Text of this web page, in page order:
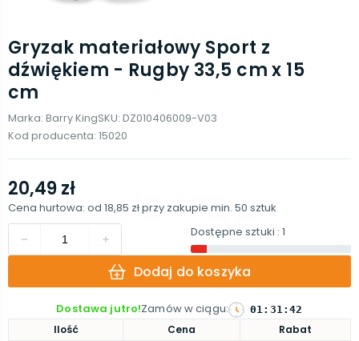
Gryzak materiałowy Sport z
dźwiękiem - Rugby 33,5 cm x 15
cm
Marka: Barry KingSKU: DZ010406009-V03
Kod producenta: 15020
Ilość Cena
Rabat
20,49 zł
Cena hurtowa: od 18,85 złprzy zakupie min. 50 sztuk
Dostępne sztuki : 1
Dodaj do koszyka
Dostawa jutro!Zamów w ciągu: 01: 31:41